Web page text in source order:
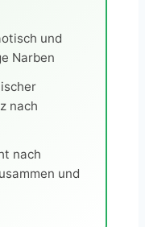
und
Narben
nach
nach
und